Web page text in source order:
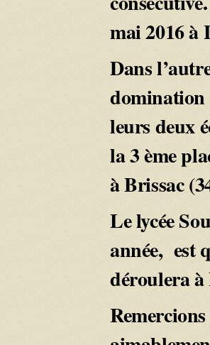
mai 2016 à
Dans
domination
leurs deux
la 3 ème
à Brissac
Le lycée
année, est
déroulera